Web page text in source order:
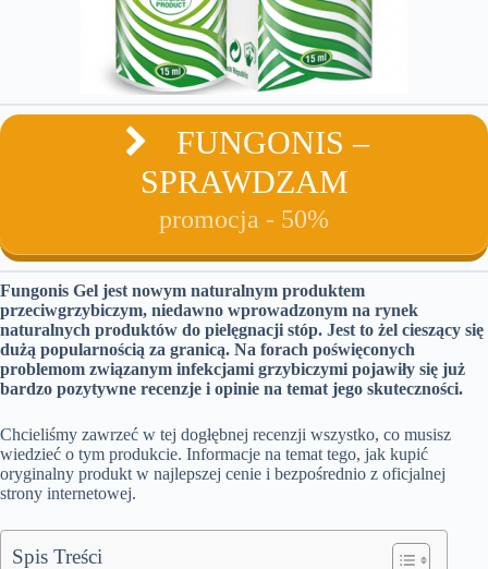
FUNGONIS –
SPRAWDZAM
promocja - 50%
Fungonis Gel jest nowym naturalnym produktem
przeciwgrzybiczym, niedawno wprowadzonym na rynek
naturalnych produktów do pielęgnacji stóp. Jest to żel cieszący się
dużą popularnością za granicą. Na forach poświęconych
problemom związanym infekcjami grzybiczymi pojawiły się już
bardzo pozytywne recenzje i opinie na temat jego skuteczności.
Chcieliśmy zawrzeć w tej dogłębnej recenzji wszystko, co musisz
wiedzieć o tym produkcie. Informacje na temat tego, jak kupić
oryginalny produkt w najlepszej cenie i bezpośrednio z oficjalnej
strony internetowej.
Spis Treści